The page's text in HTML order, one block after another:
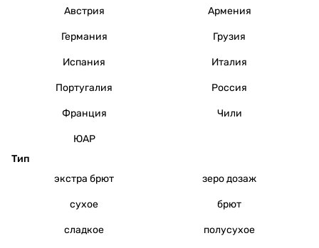
Австрия
Армения
Германия Грузия
Испания Италия
Португалия Россия
Франция Чили
ЮАР
Тип
экстра брют
зеро дозаж
сухое брют
сладкое полусухое